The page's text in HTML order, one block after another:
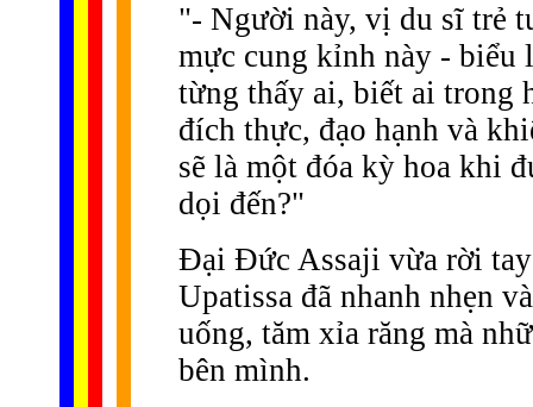
"- Người này, vị du sĩ trẻ
mực cung kỉnh này - biểu
từng thấy ai, biết ai trong
đích thực, đạo hạnh và
sẽ là một đóa kỳ hoa khi
dọi đến?"
Ðại Ðức Assaji vừa rời
Upatissa đã nhanh nhẹn
uống, tăm xỉa răng mà
bên mình.